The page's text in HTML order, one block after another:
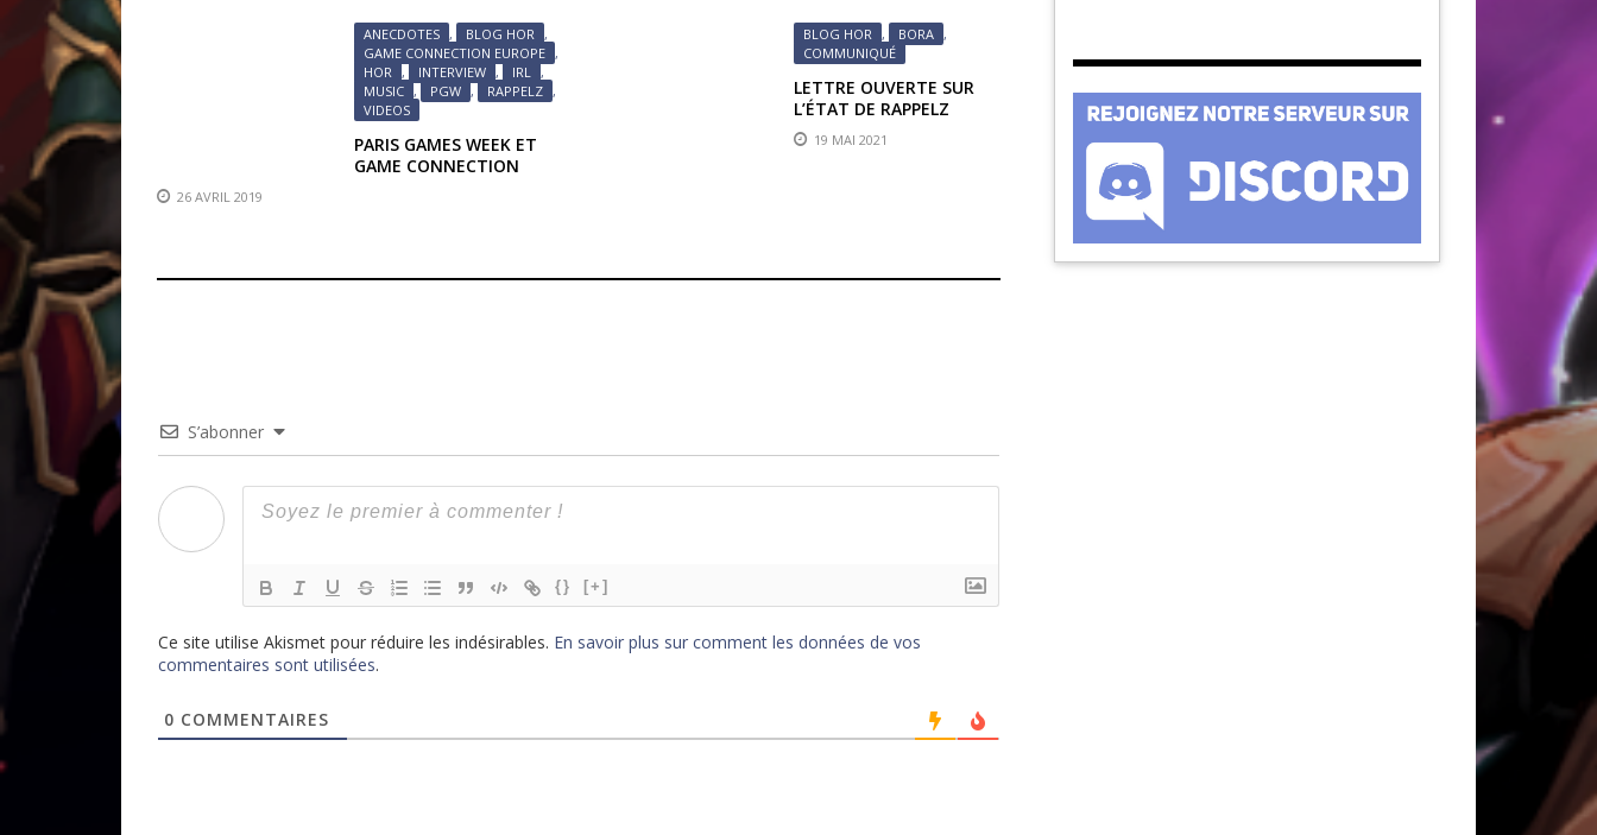
ANECDOTES , BLOG HOR ,
GAME CONNECTION EUROPE ,
HOR , INTERVIEW , IRL ,
MUSIC , PGW , RAPPELZ ,
VIDEOS
PARIS GAMES WEEK ET
GAME CONNECTION
26 AVRIL 2019
BLOG HOR , BORA ,
COMMUNIQUÉ
LETTRE OUVERTE SUR
L’ÉTAT DE RAPPELZ
19 MAI 2021
S’abonner
{} [+]
Ce site utilise Akismet pour réduire les indésirables. En savoir plus sur comment les données de vos
commentaires sont utilisées.
0 COMMENTAIRES